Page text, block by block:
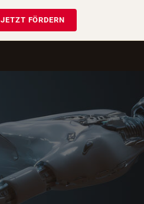
JETZT FÖRDERN